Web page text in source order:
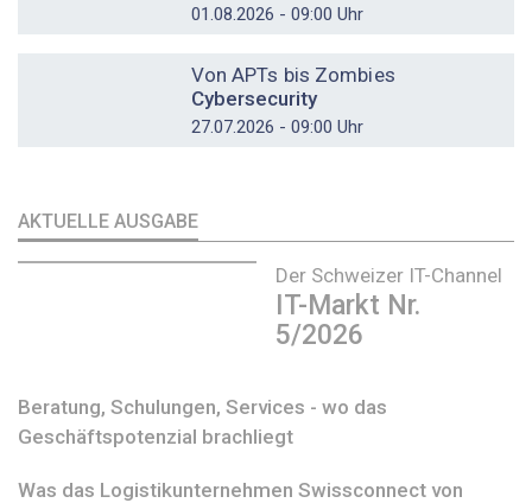
01.08.2026 - 09:00 Uhr
Von APTs bis Zombies
Cybersecurity
27.07.2026 - 09:00 Uhr
AKTUELLE AUSGABE
Der Schweizer IT-Channel
IT-Markt Nr.
5/2026
Beratung, Schulungen, Services - wo das
Geschäftspotenzial brachliegt
Was das Logistikunternehmen Swissconnect von